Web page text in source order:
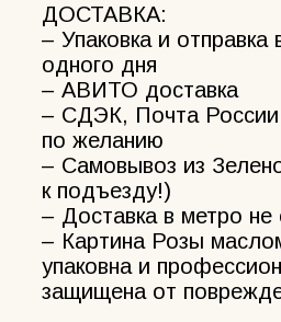
ДОСТАВКА:
– Упаковка и отправка
одного дня
– АВИТО доставка
– СДЭК, Почта
по желанию
– Самовывоз из
к подъезду!)
– Доставка в метро не
– Картина Розы
упаковна и
защищена от